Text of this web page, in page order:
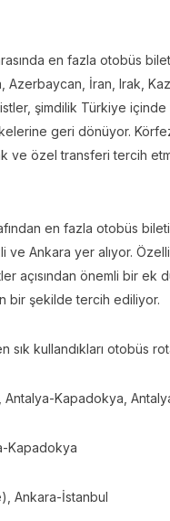
en fazla otobüs
Azerbaycan, İran, Irak,
şimdilik Türkiye içinde
geri dönüyor.
ve özel transferi tercih
en fazla otobüs bileti
ve Ankara yer alıyor.
açısından önemli bir ek
bir şekilde tercih ediliyor.
sık kullandıkları otobüs
Kapadokya,
Kapadokya
Ankara-İstanbul